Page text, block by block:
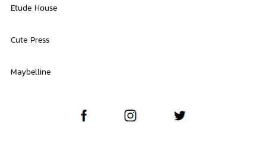
Etude House
Cute Press
Maybelline